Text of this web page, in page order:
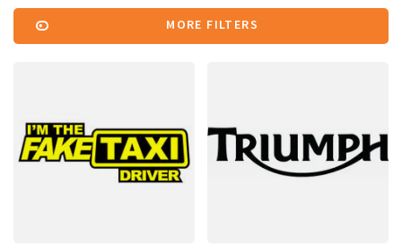
MORE FILTERS